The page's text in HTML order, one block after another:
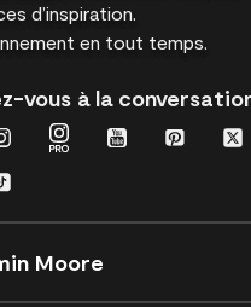
d’inspiration.
en tout temps.
vous à la
Moore